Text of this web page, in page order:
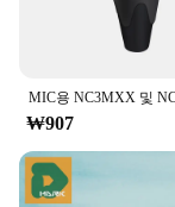
**Versatile
This set is
about user-
manage and
variety of
gaming setups.
₩907